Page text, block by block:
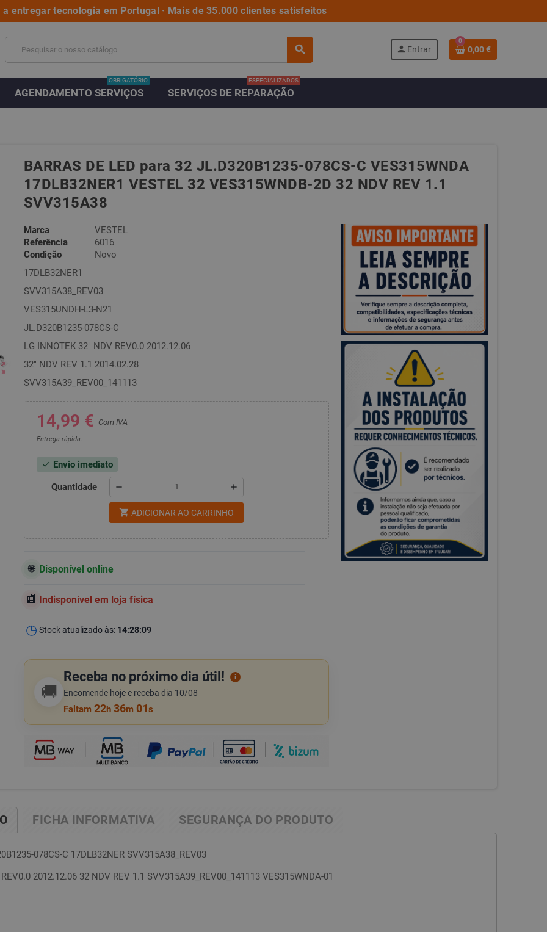
a entregar tecnologia em Portugal · Mais de 35.000 clientes satisfeitos
search person Entrar
0
0,00 €
AGENDAMENTO SERVIÇOS
OBRIGATÓRIO
SERVIÇOS DE REPARAÇÃO
ESPECIALIZADOS
BARRAS DE LED para 32 JL.D320B1235-078CS-C VES315WNDA
17DLB32NER1 VESTEL 32 VES315WNDB-2D 32 NDV REV 1.1
SVV315A38
Marca
VESTEL
Referência
6016
Condição
Novo
17DLB32NER1
SVV315A38_REV03
VES315UNDH-L3-N21
JL.D320B1235-078CS-C
LG INNOTEK 32" NDV REV0.0 2012.12.06
32" NDV REV 1.1 2014.02.28
SVV315A39_REV00_141113
14,99 € Com IVA
Entrega rápida.
check Envio imediato
Quantidade remove add
shopping_cart ADICIONAR AO CARRINHO
Disponível online
Indisponível em loja física
Stock atualizado às: 14:28:09
🚚
Receba no próximo dia útil! i
Encomende hoje e receba dia 10/08
Faltam 22h 36m 01s
FICHA INFORMATIVA SEGURANÇA DO PRODUTO
078CS-C 17DLB32NER SVV315A38_REV03
2012.12.06 32 NDV REV 1.1 SVV315A39_REV00_141113 VES315WNDA-01